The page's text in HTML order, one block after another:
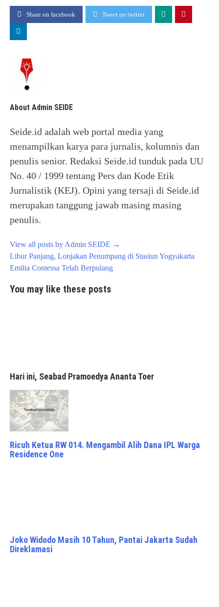
Share on facebook Tweet on twitter
About Admin SEIDE
Seide.id adalah web portal media yang
menampilkan karya para jurnalis, kolumnis dan
penulis senior. Redaksi Seide.id tunduk pada UU
No. 40 / 1999 tentang Pers dan Kode Etik
Jurnalistik (KEJ). Opini yang tersaji di Seide.id
merupakan tanggung jawab masing masing
penulis.
View all posts by Admin SEIDE →
Post
navigation
Libur Panjang, Lonjakan Penumpang di Stasiun Yogyakarta
Emilia Contessa Telah Berpulang
You may like these posts
Hari ini, Seabad Pramoedya Ananta Toer
Ricuh Ketua RW 014. Mengambil Alih Dana IPL Warga
Residence One
Joko Widodo Masih 10 Tahun, Pantai Jakarta Sudah
Direklamasi